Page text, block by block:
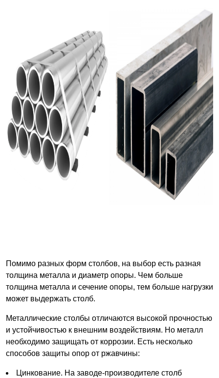
Помимо разных форм столбов, на выбор есть разная
толщина металла и диаметр опоры. Чем больше
толщина металла и сечение опоры, тем больше нагрузки
может выдержать столб.
Металлические столбы отличаются высокой прочностью
и устойчивостью к внешним воздействиям. Но металл
необходимо защищать от коррозии. Есть несколько
способов защиты опор от ржавчины:
Цинкование. На заводе-производителе столб